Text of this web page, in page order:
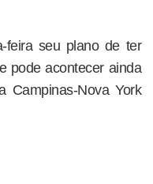
feira seu plano de ter
pode acontecer ainda
Campinas-Nova York